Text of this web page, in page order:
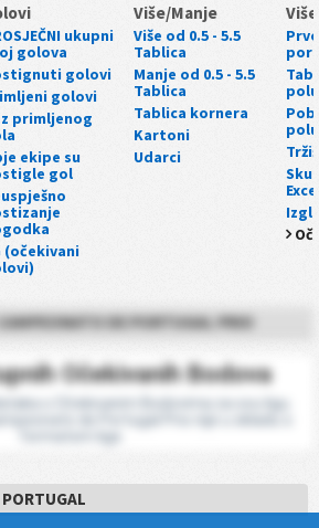
ukupni
golova
golovi
golovi
primljenog
ekipe su
gol
(očekivani
Više/Manje
Više od 0.5 - 5.5
Tablica
Manje od 0.5 - 5.5
Tablica
Tablica kornera
Kartoni
Udarci
Više
DE PORTUGAL PRIO
Očekivanih Bodova
o Očekivanim Bodovima za ovu ligu.